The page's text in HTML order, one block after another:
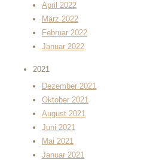
April 2022
März 2022
Februar 2022
Januar 2022
2021
Dezember 2021
Oktober 2021
August 2021
Juni 2021
Mai 2021
Januar 2021